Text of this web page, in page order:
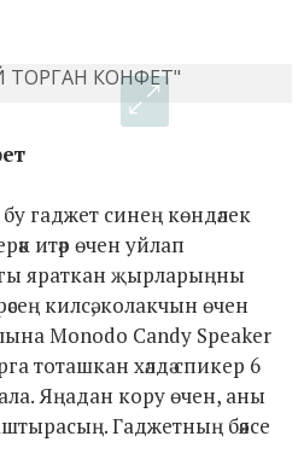
гаджет синең көндәлек
итәр өчен уйлап
яраткан җырларыңны
килсә, колакчын өчен
Monodo Candy Speaker
тоташкан хәлдә спикер 6
Яңадан кору өчен, аны
Гаджетның бәясе